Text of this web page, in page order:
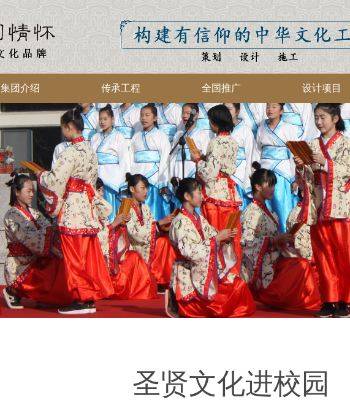
集团介绍 传承工程 全国推广 设计项目
集团介绍 智库简介 民族品牌 家校战略
中华草本 中华礼仪 立志梦想 健康工程
经典文化 展馆文化
圣贤文化进校园